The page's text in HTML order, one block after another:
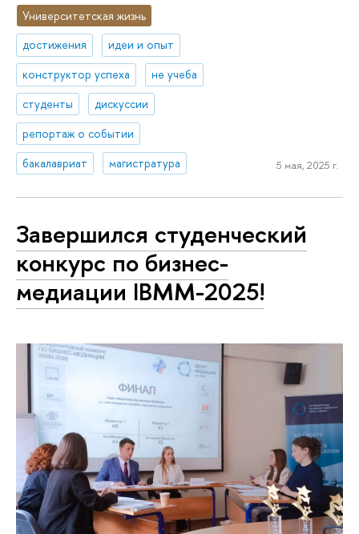
Университетская жизнь
достижения
идеи и опыт
конструктор успеха
не учеба
студенты
дискуссии
репортаж о событии
бакалавриат
магистратура 5 мая, 2025 г.
Завершился студенческий
конкурс по бизнес-
медиации IBMM-2025!